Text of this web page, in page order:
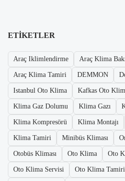
ETIKETLER
Araç Iklimlendirme Araç Klima
Araç Klima Tamiri DEMMON
Istanbul Oto Klima Kafkas Oto
Klima Gaz Dolumu Klima Gazı
Klima Kompresörü Klima Montajı
Klima Tamiri Minibüs Kliması
Otobüs Kliması Oto Klima Oto
Oto Klima Servisi Oto Klima Tamiri